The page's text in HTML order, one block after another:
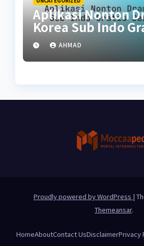
Aplikasi Nonton
Korea Sub Indo
LegalAHMAD
Proudly powered by WordPress |
Themeansar.
HomeAboutContact UsDisclaimerPrivacy